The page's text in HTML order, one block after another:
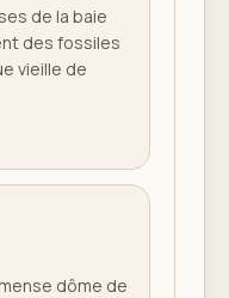
de la baie
des fossiles
vieille de
dôme de